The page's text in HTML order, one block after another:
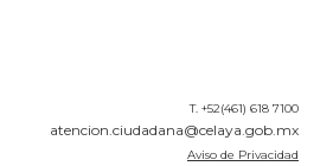
T. +52(461) 618 7100
atencion.ciudadana@celaya.gob.mx
Aviso de Privacidad